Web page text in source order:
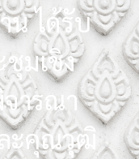
น ได้รับ
มเชิง
ารณา
ะคุณวุฒิ